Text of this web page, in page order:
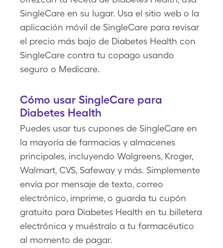
SingleCare en su lugar. Usa el sitio web o la
aplicación móvil de SingleCare para revisar
el precio más bajo de Diabetes Health con
SingleCare contra tu copago usando
seguro o Medicare.
Cómo usar SingleCare para
Diabetes Health
Puedes usar tus cupones de SingleCare en
la mayoría de farmacias y almacenes
principales, incluyendo Walgreens, Kroger,
Walmart, CVS, Safeway y más. Simplemente
envía por mensaje de texto, correo
electrónico, imprime, o guarda tu cupón
gratuito para Diabetes Health en tu billetera
electrónica y muéstralo a tu farmacéutico
al momento de pagar.